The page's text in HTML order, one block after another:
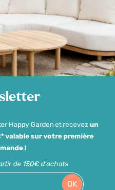
Happy Garden et recevezun
valable sur votre première
!
de 150€ d'achats
OK